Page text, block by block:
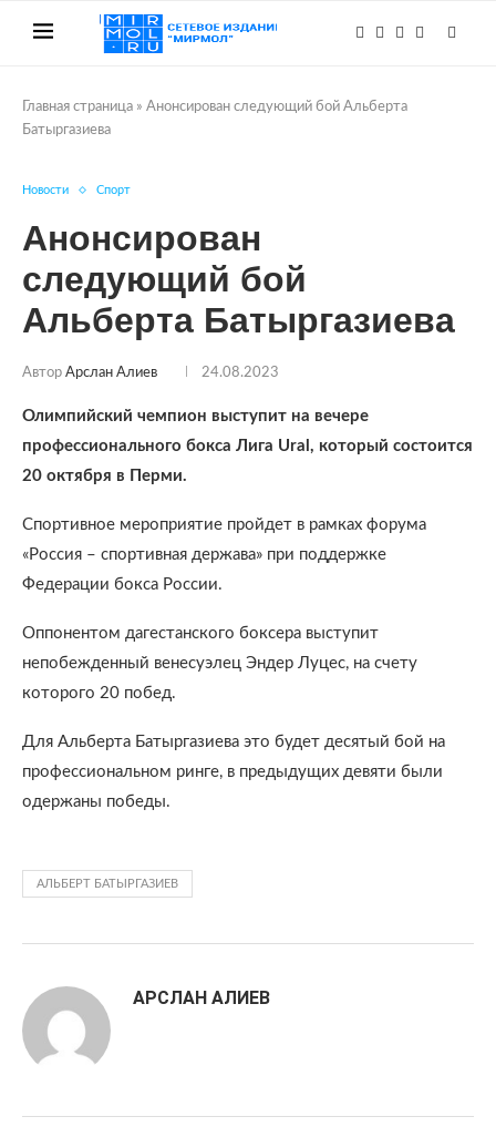
Главная страница » Анонсирован следующий бой Альберта
Батыргазиева
Новости Спорт
Анонсирован
следующий бой
Альберта Батыргазиева
Автор Арслан Алиев 24.08.2023
Олимпийский чемпион выступит на вечере
профессионального бокса Лига Ural, который состоится
20 октября в Перми.
Спортивное мероприятие пройдет в рамках форума
«Россия – спортивная держава» при поддержке
Федерации бокса России.
Оппонентом дагестанского боксера выступит
непобежденный венесуэлец Эндер Луцес, на счету
которого 20 побед.
Для Альберта Батыргазиева это будет десятый бой на
профессиональном ринге, в предыдущих девяти были
одержаны победы.
АЛЬБЕРТ БАТЫРГАЗИЕВ
АРСЛАН АЛИЕВ